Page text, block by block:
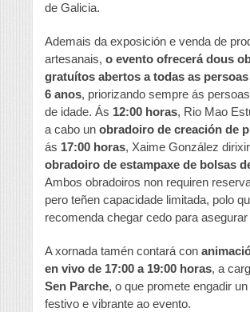
de Galicia.
Ademais da exposición e venda de
artesanais, o evento ofrecerá dous
gratuítos abertos a todas as
6 anos, priorizando sempre ás
de idade. Ás 12:00 horas, Rio Mao
a cabo un obradoiro de creación de
ás 17:00 horas, Xaime González
obradoiro de estampaxe de bolsas
Ambos obradoiros non requiren
pero teñen capacidade limitada, polo
recomenda chegar cedo para asegurar
A xornada tamén contará con
en vivo de 17:00 a 19:00 horas, a
Sen Parche, o que promete engadir
festivo e vibrante ao evento.